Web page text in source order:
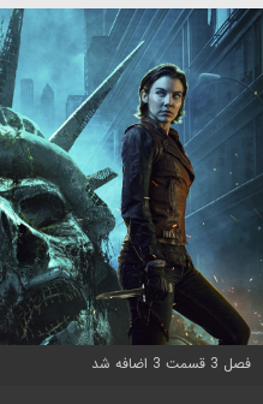
فصل 3 قسمت 3 اضافه شد